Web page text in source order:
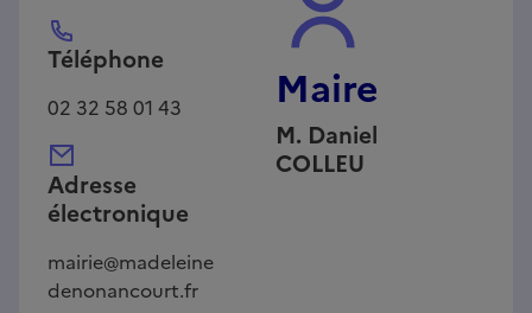
Téléphone
02 32 58 01 43
Adresse
électronique
mairie@madeleine
denonancourt.fr
Maire
M. Daniel
COLLEU